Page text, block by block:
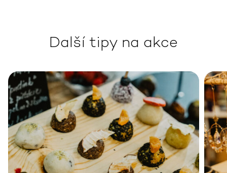
Další tipy na akce